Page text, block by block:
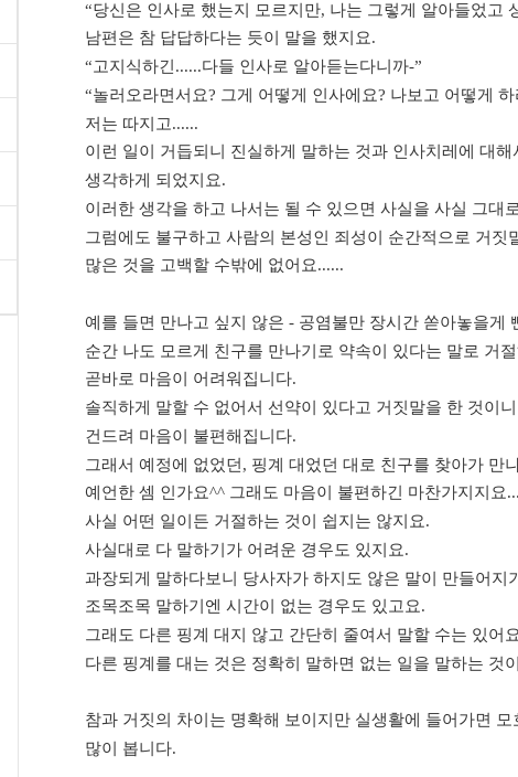
“당신은 인사로 했는지 모르지만, 나는 그렇게 알아들었고
남편은 참 답답하다는 듯이 말을 했지요.
“고지식하긴......다들 인사로 알아듣는다니까-”
“놀러오라면서요? 그게 어떻게 인사에요? 나보고 어떻게 하
저는 따지고......
이런 일이 거듭되니 진실하게 말하는 것과 인사치레에 대해
생각하게 되었지요.
이러한 생각을 하고 나서는 될 수 있으면 사실을 사실 그대
그럼에도 불구하고 사람의 본성인 죄성이 순간적으로 거짓
많은 것을 고백할 수밖에 없어요......
예를 들면 만나고 싶지 않은 - 공염불만 장시간 쏟아놓을게
순간 나도 모르게 친구를 만나기로 약속이 있다는 말로 거
곧바로 마음이 어려워집니다.
솔직하게 말할 수 없어서 선약이 있다고 거짓말을 한 것이
건드려 마음이 불편해집니다.
그래서 예정에 없었던 , 핑계 대었던 대로 친구를 찾아가 만
예언한 셈 인가요^^ 그래도 마음이 불편하긴 마찬가지지요...
사실 어떤 일이든 거절하는 것이 쉽지는 않지요.
사실대로 다 말하기가 어려운 경우도 있지요.
과장되게 말하다보니 당사자가 하지도 않은 말이 만들어지
조목조목 말하기엔 시간이 없는 경우도 있고요.
그래도 다른 핑계 대지 않고 간단히 줄여서 말할 수는 있어
다른 핑계를 대는 것은 정확히 말하면 없는 일을 말하는 것
참과 거짓의 차이는 명확해 보이지만 실생활에 들어가면
많이 봅니다.